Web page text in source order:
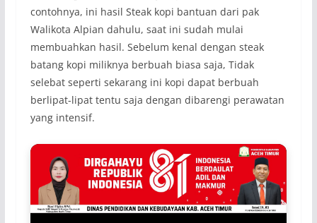
contohnya, ini hasil Steak kopi bantuan dari pak
Walikota Alpian dahulu, saat ini sudah mulai
membuahkan hasil. Sebelum kenal dengan steak
batang kopi miliknya berbuah biasa saja, Tidak
selebat seperti sekarang ini kopi dapat berbuah
berlipat-lipat tentu saja dengan dibarengi perawatan
yang intensif.